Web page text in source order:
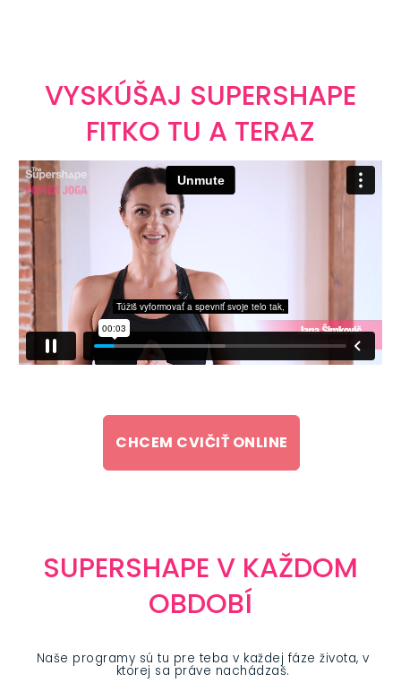
VYSKÚŠAJ SUPERSHAPE
FITKO TU A TERAZ
CHCEM CVIČIŤ ONLINE
SUPERSHAPE V KAŽDOM
OBDOBÍ
Naše programy sú tu pre teba v každej fáze života, v
ktorej sa práve nachádzaš.